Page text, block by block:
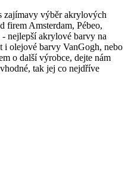
zajímavy výběr akrylových
firem Amsterdam, Pébeo,
nejlepší akrylové barvy na
i olejové barvy VanGogh, nebo
o další výrobce, dejte nám
tak jej co nejdříve